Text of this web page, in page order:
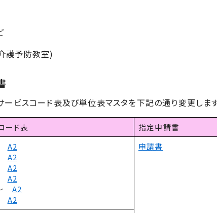
護予防教室)
ビスコード表及び単位表マスタを下記の通り変更しま
ード表
指定申請書
A2
A2
A2
A2
A2
A2
申請書